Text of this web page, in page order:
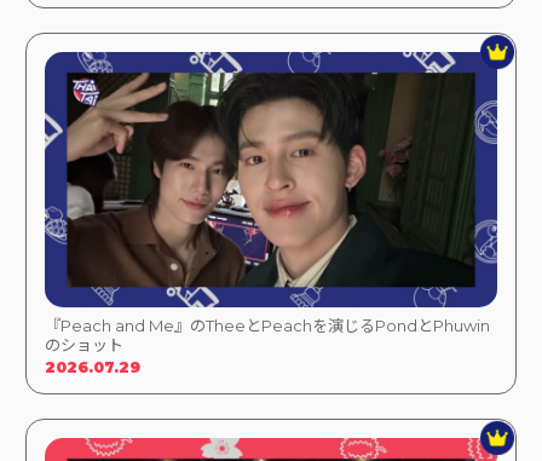
『Peach and Me』のTheeとPeachを演じるPondとPhuwin
のショット
2026.07.29